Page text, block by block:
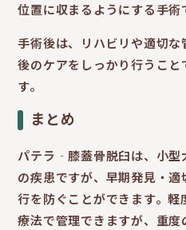
位置に収まるようにする手術
手術後は、リハビリや適切
後のケアをしっかり行うこと
す。
まとめ
パテラ‐膝蓋骨脱臼は、小型
の疾患ですが、早期発見・
行を防ぐことができます。
療法で管理できますが、重